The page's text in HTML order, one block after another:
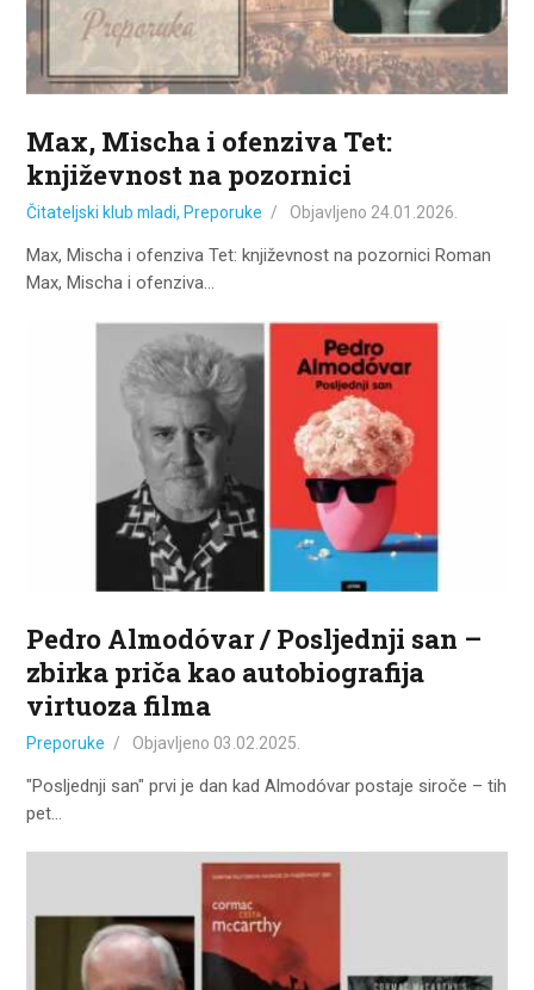
Max, Mischa i ofenziva Tet:
književnost na pozornici
Čitateljski klub mladi, Preporuke Objavljeno 24.01.2026.
Max, Mischa i ofenziva Tet: književnost na pozornici Roman
Max, Mischa i ofenziva…
Pedro Almodóvar / Posljednji san –
zbirka priča kao autobiografija
virtuoza filma
Preporuke Objavljeno 03.02.2025.
"Posljednji san" prvi je dan kad Almodóvar postaje siroče – tih
pet…